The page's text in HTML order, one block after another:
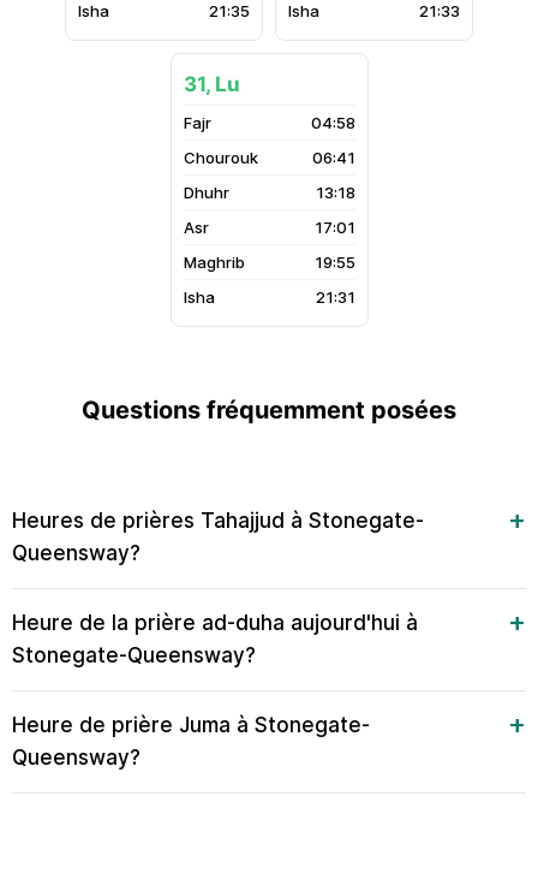
21:35
21:33
31, Lu
04:58
06:41
13:18
17:01
19:55
21:31
Questions fréquemment posées
Heures de prières Tahajjud à Stonegate-
Queensway?
Heure de la prière ad-duha aujourd'hui à
Stonegate-Queensway?
Heure de prière Juma à Stonegate-
Queensway?